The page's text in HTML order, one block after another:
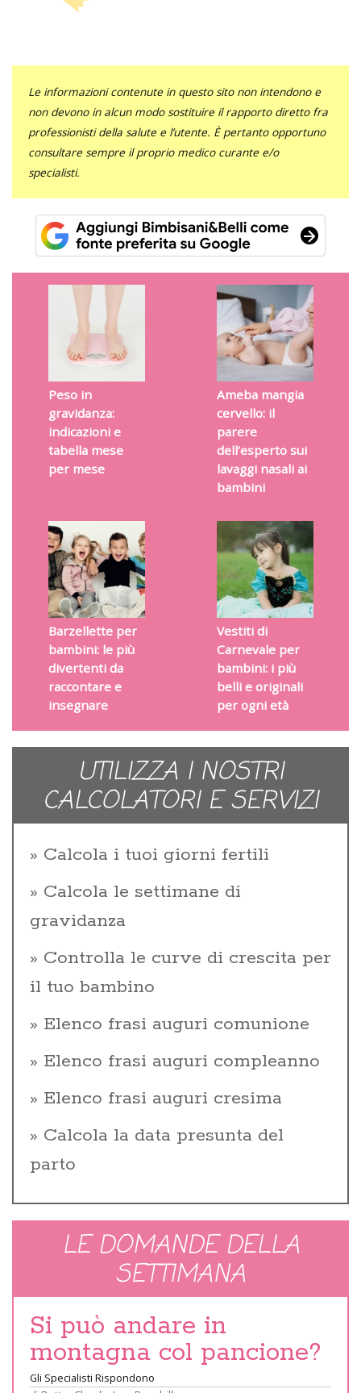
Le informazioni contenute in questo sito non intendono e
non devono in alcun modo sostituire il rapporto diretto fra
professionisti della salute e l’utente. È pertanto opportuno
consultare sempre il proprio medico curante e/o
specialisti.
Peso in
gravidanza:
indicazioni e
tabella mese
per mese
Ameba mangia
cervello: il
parere
dell’esperto sui
lavaggi nasali ai
bambini
Barzellette per
bambini: le più
divertenti da
raccontare e
insegnare
Vestiti di
Carnevale per
bambini: i più
belli e originali
per ogni età
UTILIZZA I NOSTRI
CALCOLATORI E SERVIZI
Calcola i tuoi giorni fertili
Calcola le settimane di
gravidanza
Controlla le curve di crescita per
il tuo bambino
Elenco frasi auguri comunione
Elenco frasi auguri compleanno
Elenco frasi auguri cresima
Calcola la data presunta del
parto
LE DOMANDE DELLA
SETTIMANA
Si può andare in
montagna col pancione?
Gli Specialisti Rispondono